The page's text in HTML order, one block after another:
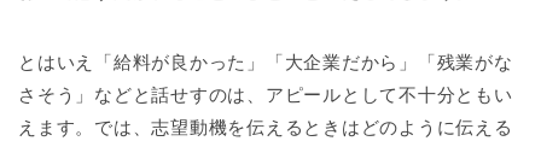
とはいえ「給料が良かった」「大企業だから」「残業がな
さそう」などと話せすのは、アピールとして不十分ともい
えます。では、志望動機を伝えるときはどのように伝える